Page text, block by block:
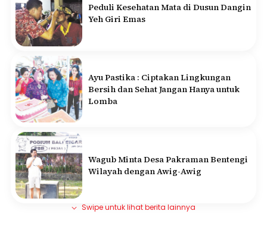
Peduli Kesehatan Mata di Dusun Dangin
Yeh Giri Emas
Ayu Pastika : Ciptakan Lingkungan
Bersih dan Sehat Jangan Hanya untuk
Lomba
Wagub Minta Desa Pakraman Bentengi
Wilayah dengan Awig-Awig
Swipe untuk lihat berita lainnya